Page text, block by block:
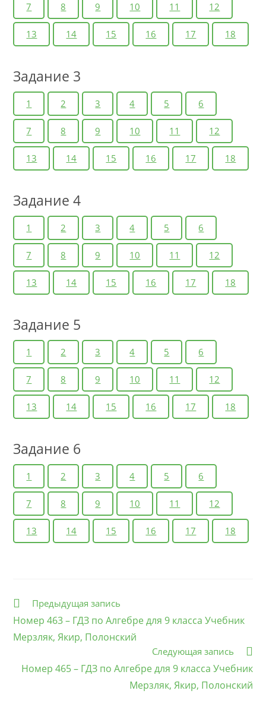
7 8 9 10 11 12
13 14 15 16 17 18
Задание 3
1 2 3 4 5 6
7 8 9 10 11 12
13 14 15 16 17 18
Задание 4
1 2 3 4 5 6
7 8 9 10 11 12
13 14 15 16 17 18
Задание 5
1 2 3 4 5 6
7 8 9 10 11 12
13 14 15 16 17 18
Задание 6
1 2 3 4 5 6
7 8 9 10 11 12
13 14 15 16 17 18
Еще
Предыдущая запись
Номер 463 – ГДЗ по Алгебре для 9 класса Учебник
Мерзляк, Якир, Полонский
Следующая запись
Номер 465 – ГДЗ по Алгебре для 9 класса Учебник
Мерзляк, Якир, Полонский